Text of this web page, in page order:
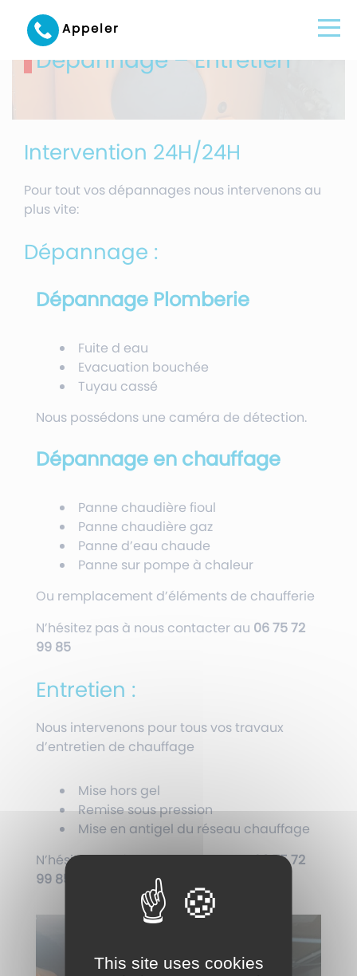
Appeler
Dépannage – Entretien
Intervention 24H/24H
Pour tout vos dépannages nous intervenons au
plus vite:
Dépannage :
Dépannage Plomberie
Fuite d eau
Evacuation bouchée
Tuyau cassé
Nous possédons une caméra de détection.
Dépannage en chauffage
Panne chaudière fioul
Panne chaudière gaz
Panne d’eau chaude
Panne sur pompe à chaleur
Ou remplacement d’éléments de chaufferie
N’hésitez pas à nous contacter au 06 75 72
99 85
Entretien :
Nous intervenons pour tous vos travaux
d’entretien de chauffage
Mise hors gel
Remise sous pression
Mise en antigel du réseau chauffage
N’hésitez pas à nous contacter au06 75 72
99 85
This site uses cookies